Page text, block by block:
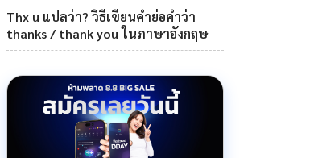
Thx u แปลว่า? วิธีเขียนคำย่อคำว่า
thanks / thank you ในภาษาอังกฤษ